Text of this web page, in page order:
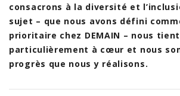
consacrons à la diversité et
sujet – que nous avons défini
prioritaire chez DEMAIN – nous tient
particulièrement à cœur et nous
progrès que nous y réalisons.